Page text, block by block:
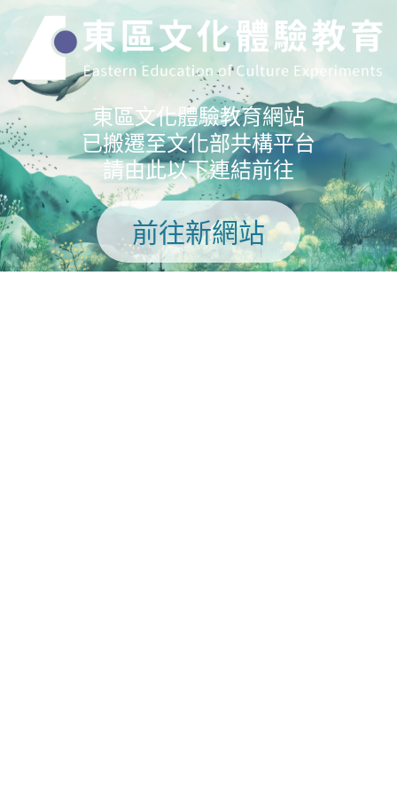
東區文化體驗教育網站
已搬遷至文化部共構平台
請由此以下連結前往
前往新網站